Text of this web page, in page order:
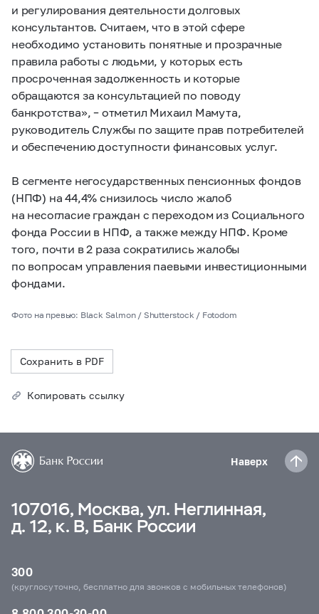
и регулирования деятельности долговых
консультантов. Считаем, что в этой сфере
необходимо установить понятные и прозрачные
правила работы с людьми, у которых есть
просроченная задолженность и которые
обращаются за консультацией по поводу
банкротства», – отметил Михаил Мамута,
руководитель Службы по защите прав потребителей
и обеспечению доступности финансовых услуг.
В сегменте негосударственных пенсионных фондов
(НПФ) на 44,4% снизилось число жалоб
на несогласие граждан с переходом из Социального
фонда России в НПФ, а также между НПФ. Кроме
того, почти в 2 раза сократились жалобы
по вопросам управления паевыми инвестиционными
фондами.
Фото на превью: Black Salmon / Shutterstock / Fotodom
Сохранить в PDF
Копировать ссылку
Наверх
107016, Москва, ул. Неглинная,
д. 12, к. В, Банк России
300
(круглосуточно, бесплатно для звонков с мобильных телефонов)